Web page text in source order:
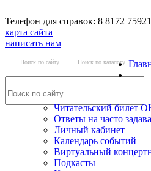
Телефон для справок: 8 8172
карта сайта
написать нам
Поиск по сайту Поиск по каталогу
Читательский билет
Ответы на часто
Личный кабинет
Календарь событий
Виртуальный
Подкасты